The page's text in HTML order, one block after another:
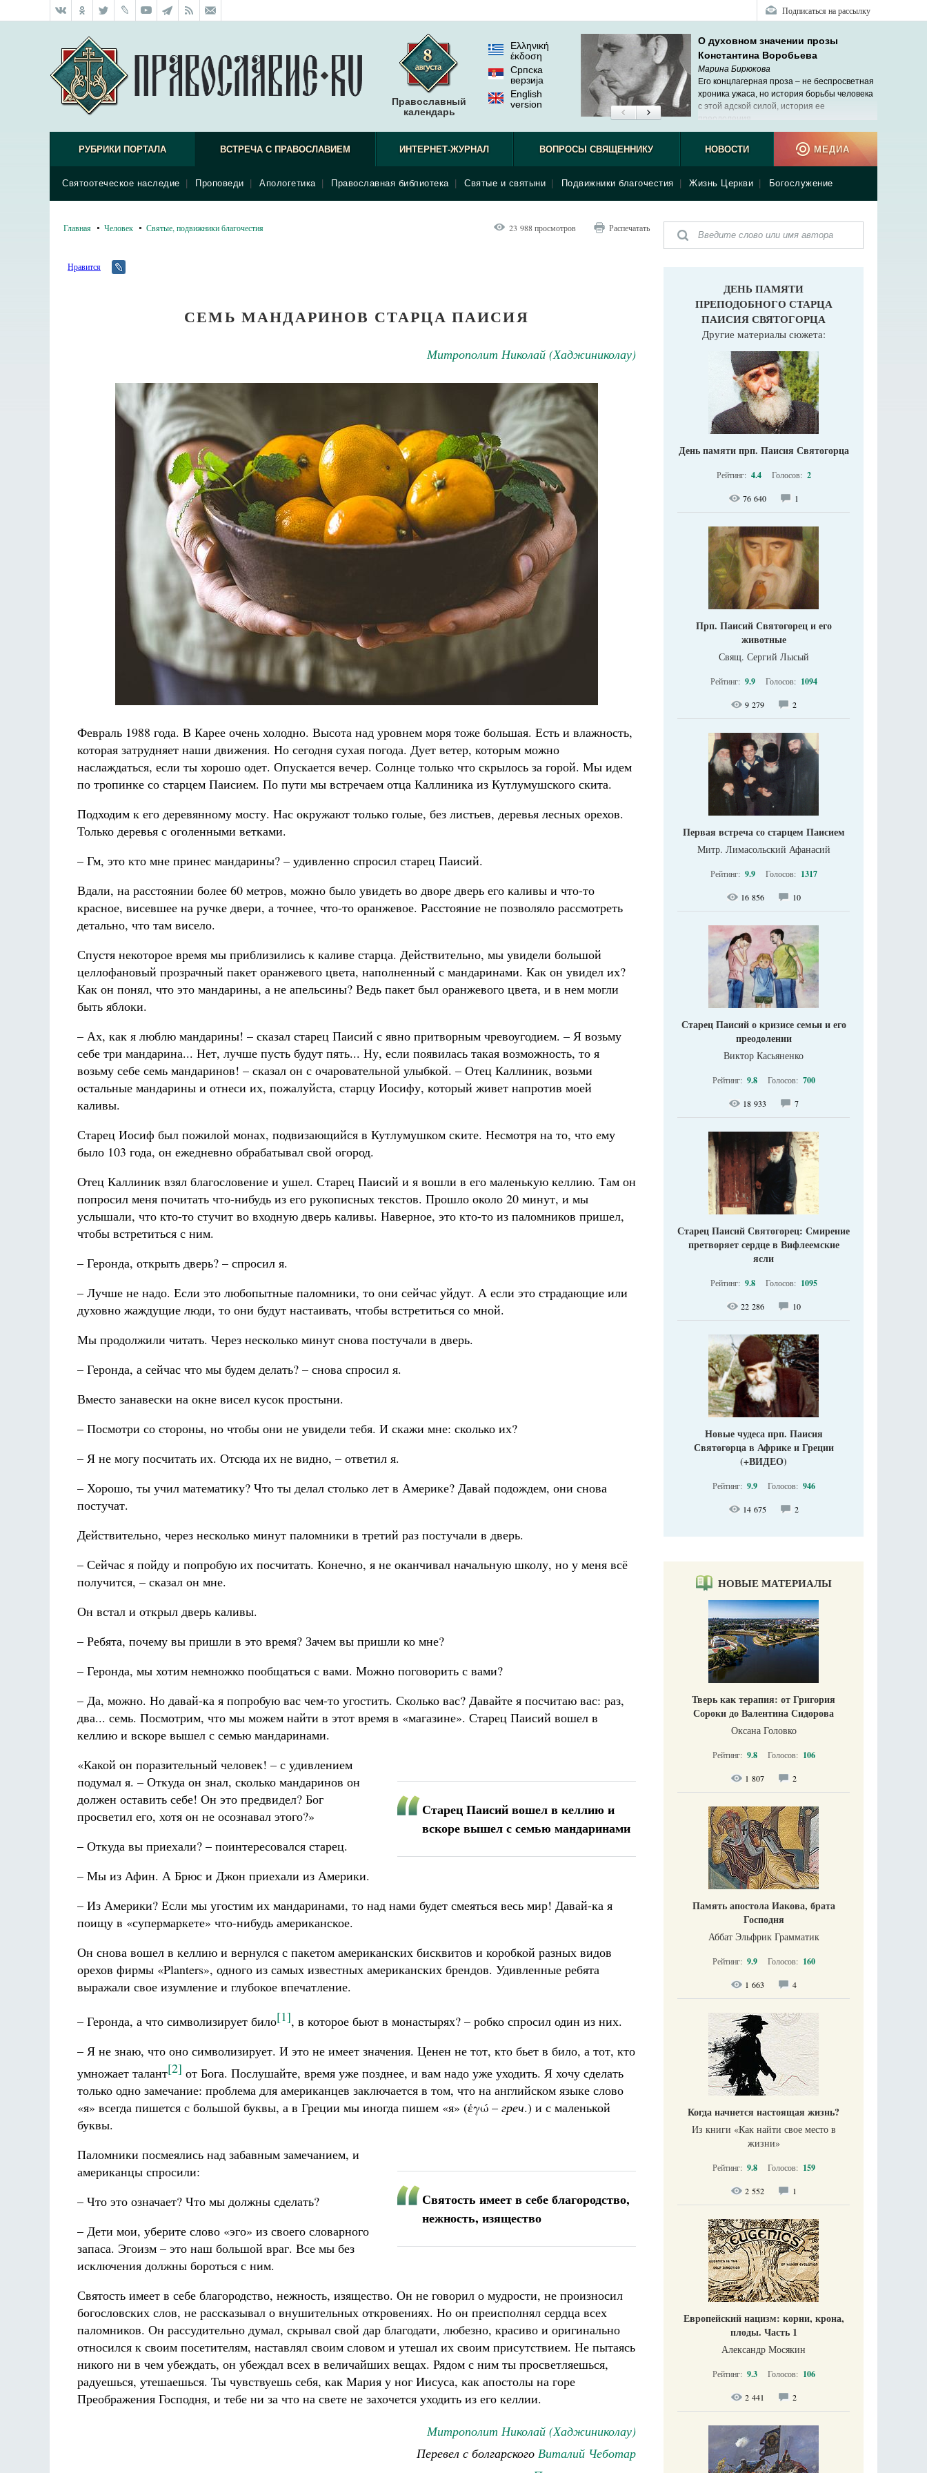
Подписаться на рассылку
Православный
календарь
Ελληνική
έκδοση
Српска
верзиjа
English
version
О духовном значении прозы
Константина Воробьева
Марина Бирюкова
Его концлагерная проза – не беспросветная
хроника ужаса, но история борьбы человека
с этой адской силой, история ее
преодоления.
РУБРИКИ ПОРТАЛА ВСТРЕЧА С ПРАВОСЛАВИЕМ
Святоотеческое наследие Проповеди Апологетика Православная библиотека Святые и святыни Подвижники благочестия Жизнь Церкви Богослужение
ИНТЕРНЕТ-ЖУРНАЛ ВОПРОСЫ СВЯЩЕННИКУ НОВОСТИ МЕДИА
Главная Человек Святые, подвижники благочестия 23 988 просмотров Распечатать
Нравится
СЕМЬ МАНДАРИНОВ СТАРЦА ПАИСИЯ
Митрополит Николай (Хаджиниколау)
Февраль 1988 года. В Карее очень холодно. Высота над уровнем моря тоже большая. Есть и влажность,
которая затрудняет наши движения. Но сегодня сухая погода. Дует ветер, которым можно
наслаждаться, если ты хорошо одет. Опускается вечер. Солнце только что скрылось за горой. Мы идем
по тропинке со старцем Паисием. По пути мы встречаем отца Каллиника из Кутлумушского скита.
Подходим к его деревянному мосту. Нас окружают только голые, без листьев, деревья лесных орехов.
Только деревья с оголенными ветками.
– Гм, это кто мне принес мандарины? – удивленно спросил старец Паисий.
Вдали, на расстоянии более 60 метров, можно было увидеть во дворе дверь его каливы и что-то
красное, висевшее на ручке двери, а точнее, что-то оранжевое. Расстояние не позволяло рассмотреть
детально, что там висело.
Спустя некоторое время мы приблизились к каливе старца. Действительно, мы увидели большой
целлофановый прозрачный пакет оранжевого цвета, наполненный с мандаринами. Как он увидел их?
Как он понял, что это мандарины, а не апельсины? Ведь пакет был оранжевого цвета, и в нем могли
быть яблоки.
– Ах, как я люблю мандарины! – сказал старец Паисий с явно притворным чревоугодием. – Я возьму
себе три мандарина... Нет, лучше пусть будут пять... Ну, если появилась такая возможность, то я
возьму себе семь мандаринов! – сказал он с очаровательной улыбкой. – Отец Каллиник, возьми
остальные мандарины и отнеси их, пожалуйста, старцу Иосифу, который живет напротив моей
каливы.
Старец Иосиф был пожилой монах, подвизающийся в Кутлумушком ските. Несмотря на то, что ему
было 103 года, он ежедневно обрабатывал свой огород.
Отец Каллиник взял благословение и ушел. Старец Паисий и я вошли в его маленькую келлию. Там он
попросил меня почитать что-нибудь из его рукописных текстов. Прошло около 20 минут, и мы
услышали, что кто-то стучит во входную дверь каливы. Наверное, это кто-то из паломников пришел,
чтобы встретиться с ним.
– Геронда, открыть дверь? – спросил я.
– Лучше не надо. Если это любопытные паломники, то они сейчас уйдут. А если это страдающие или
духовно жаждущие люди, то они будут настаивать, чтобы встретиться со мной.
Мы продолжили читать. Через несколько минут снова постучали в дверь.
– Геронда, а сейчас что мы будем делать? – снова спросил я.
Вместо занавески на окне висел кусок простыни.
– Посмотри со стороны, но чтобы они не увидели тебя. И скажи мне: сколько их?
– Я не могу посчитать их. Отсюда их не видно, – ответил я.
– Хорошо, ты учил математику? Что ты делал столько лет в Америке? Давай подождем, они снова
постучат.
Действительно, через несколько минут паломники в третий раз постучали в дверь.
– Сейчас я пойду и попробую их посчитать. Конечно, я не оканчивал начальную школу, но у меня всё
получится, – сказал он мне.
Он встал и открыл дверь каливы.
– Ребята, почему вы пришли в это время? Зачем вы пришли ко мне?
– Геронда, мы хотим немножко пообщаться с вами. Можно поговорить с вами?
– Да, можно. Но давай-ка я попробую вас чем-то угостить. Сколько вас? Давайте я посчитаю вас: раз,
два... семь. Посмотрим, что мы можем найти в этот время в «магазине». Старец Паисий вошел в
келлию и вскоре вышел с семью мандаринами.
Старец Паисий вошел в келлию и
вскоре вышел с семью мандаринами
«Какой он поразительный человек! – с удивлением
подумал я. – Откуда он знал, сколько мандаринов он
должен оставить себе! Он это предвидел? Бог
просветил его, хотя он не осознавал этого?»
– Откуда вы приехали? – поинтересовался старец.
– Мы из Афин. А Брюс и Джон приехали из Америки.
– Из Америки? Если мы угостим их мандаринами, то над нами будет смеяться весь мир! Давай-ка я
поищу в «супермаркете» что-нибудь американское.
Он снова вошел в келлию и вернулся с пакетом американских бисквитов и коробкой разных видов
орехов фирмы «Ρlanters», одного из самых известных американских брендов. Удивленные ребята
выражали свое изумление и глубокое впечатление.
– Геронда, а что символизирует било[1], в которое бьют в монастырях? – робко спросил один из них.
– Я не знаю, что оно символизирует. И это не имеет значения. Ценен не тот, кто бьет в било, а тот, кто
умножает талант[2] от Бога. Послушайте, время уже позднее, и вам надо уже уходить. Я хочу сделать
только одно замечание: проблема для американцев заключается в том, что на английском языке слово
«я» всегда пишется с большой буквы, а в Греции мы иногда пишем «я» (ἐγώ – греч.) и с маленькой
буквы.
Святость имеет в себе благородство,
нежность, изящество
Паломники посмеялись над забавным замечанием, и
американцы спросили:
– Что это означает? Что мы должны сделать?
– Дети мои, уберите слово «эго» из своего словарного
запаса. Эгоизм – это наш большой враг. Все мы без
исключения должны бороться с ним.
Святость имеет в себе благородство, нежность, изящество. Он не говорил о мудрости, не произносил
богословских слов, не рассказывал о внушительных откровениях. Но он преисполнял сердца всех
паломников. Он рассудительно думал, скрывал свой дар благодати, любезно, красиво и оригинально
относился к своим посетителям, наставлял своим словом и утешал их своим присутствием. Не пытаясь
никого ни в чем убеждать, он убеждал всех в величайших вещах. Рядом с ним ты просветляешься,
радуешься, утешаешься. Ты чувствуешь себя, как Мария у ног Иисуса, как апостолы на горе
Преображения Господня, и тебе ни за что на свете не захочется уходить из его келлии.
Митрополит Николай (Хаджиниколау)
Перевел с болгарского Виталий Чеботар
ДЕНЬ ПАМЯТИ
ПРЕПОДОБНОГО СТАРЦА
ПАИСИЯ СВЯТОГОРЦА
Другие материалы сюжета:
День памяти прп. Паисия Святогорца
Рейтинг: 4.4 Голосов: 2
76 640 1
Прп. Паисий Святогорец и его
животные
Свящ. Сергий Лысый
Рейтинг: 9.9 Голосов: 1094
9 279 2
Первая встреча со старцем Паисием
Митр. Лимасольский Афанасий
Рейтинг: 9.9 Голосов: 1317
16 856 10
Старец Паисий о кризисе семьи и его
преодолении
Виктор Касьяненко
Рейтинг: 9.8 Голосов: 700
18 933 7
Старец Паисий Святогорец: Смирение
претворяет сердце в Вифлеемские
ясли
Рейтинг: 9.8 Голосов: 1095
22 286 10
Новые чудеса прп. Паисия
Святогорца в Африке и Греции
(+ВИДЕО)
Рейтинг: 9.9 Голосов: 946
14 675 2
НОВЫЕ МАТЕРИАЛЫ
Тверь как терапия: от Григория
Сороки до Валентина Сидорова
Оксана Головко
Рейтинг: 9.8 Голосов: 106
1 807 2
Память апостола Иакова, брата
Господня
Аббат Эльфрик Грамматик
Рейтинг: 9.9 Голосов: 160
1 663 4
Когда начнется настоящая жизнь?
Из книги «Как найти свое место в
жизни​»
Рейтинг: 9.8 Голосов: 159
2 552 1
Европейский нацизм: корни, крона,
плоды. Часть 1
Александр Мосякин
Рейтинг: 9.3 Голосов: 106
2 441 2